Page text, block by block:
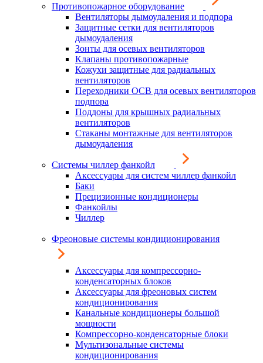
Противопожарное оборудование
Вентиляторы дымоудаления и подпора
Защитные сетки для вентиляторов
дымоудаления
Зонты для осевых вентиляторов
Клапаны противопожарные
Кожухи защитные для радиальных
вентиляторов
Переходники ОСВ для осевых вентиляторов
подпора
Поддоны для крышных радиальных
вентиляторов
Стаканы монтажные для вентиляторов
дымоудаления
Системы чиллер фанкойл
Аксессуары для систем чиллер фанкойл
Баки
Прецизионные кондиционеры
Фанкойлы
Чиллер
Фреоновые системы кондиционирования
Аксессуары для компрессорно-
конденсаторных блоков
Аксессуары для фреоновых систем
кондиционирования
Канальные кондиционеры большой
мощности
Компрессорно-конденсаторные блоки
Мультизональные системы
кондиционирования